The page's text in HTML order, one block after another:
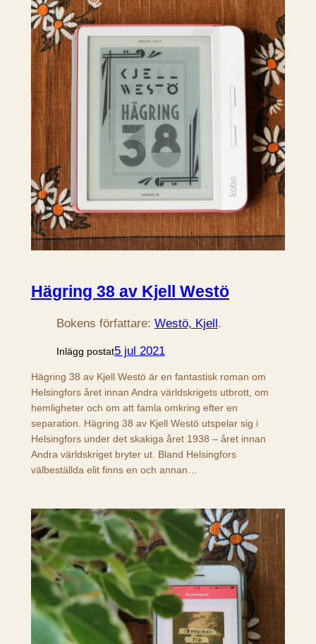
Hägring 38 av Kjell Westö
Bokens författare: Westö, Kjell.
Inlägg postat5 jul 2021
Hägring 38 av Kjell Westö är en fantastisk roman om
Helsingfors året innan Andra världskrigets utbrott, om
hemligheter och om att famla omkring efter en
separation. Hägring 38 av Kjell Westö utspelar sig i
Helsingfors under det skakiga året 1938 – året innan
Andra världskriget bryter ut. Bland Helsingfors
välbeställda elit finns en och annan…